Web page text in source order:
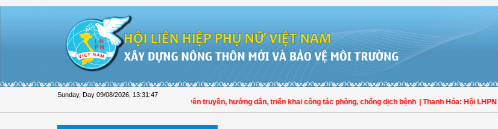
Sunday, Day 09/08/2026 13:31:48
Hội LHPN tỉnh Đồng Tháp tuyên truyền, hướng dẫn, triển khai công tác phòng, chống dịch bệnh | Thanh Hóa: Hội LHPN